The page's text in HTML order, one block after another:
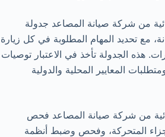
من شركة صيانة المصاعد جدولة
مع تحديد المهام المطلوبة في كل زيارة
هذه الجدولة تأخذ في الاعتبار توصيات
المعايير المحلية والدولية
من شركة صيانة المصاعد فحص
المتحركة، وفحص وضبط أنظمة